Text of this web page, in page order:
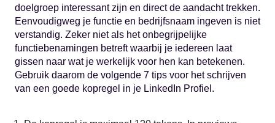
doelgroep interessant zijn en direct de aandacht trekken.
Eenvoudigweg je functie en bedrijfsnaam ingeven is niet
verstandig. Zeker niet als het onbegrijpelijke
functiebenamingen betreft waarbij je iedereen laat
gissen naar wat je werkelijk voor hen kan betekenen.
Gebruik daarom de volgende 7 tips voor het schrijven
van een goede kopregel in je LinkedIn Profiel.